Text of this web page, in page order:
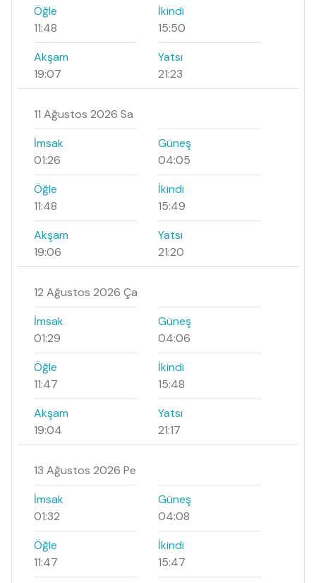
Öğle
11:48
İkindi
15:50
Akşam
19:07
Yatsı
21:23
11 Ağustos 2026 Sa
İmsak
01:26
Güneş
04:05
Öğle
11:48
İkindi
15:49
Akşam
19:06
Yatsı
21:20
12 Ağustos 2026 Ça
İmsak
01:29
Güneş
04:06
Öğle
11:47
İkindi
15:48
Akşam
19:04
Yatsı
21:17
13 Ağustos 2026 Pe
İmsak
01:32
Güneş
04:08
Öğle
11:47
İkindi
15:47